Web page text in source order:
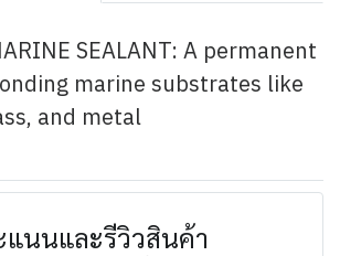
SEALANT: A permanent
marine substrates like
and metal
แนนและรีวิวสินค้า